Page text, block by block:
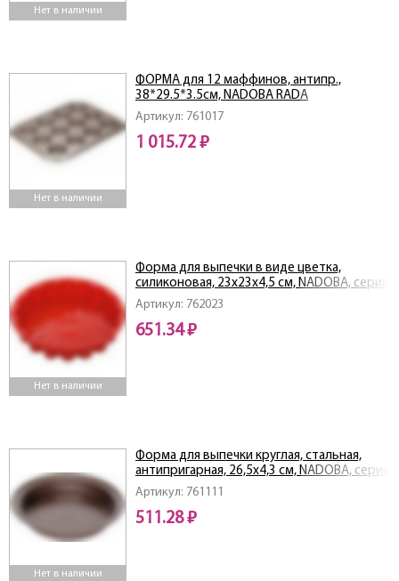
Нет в наличии
Нет в наличии
Артикул: 761017
ФОРМА для 12 маффинов, антипр.,
38*29.5*3.5cм, NADOBA RADA
1 015.72 ₽
Нет в наличии
Артикул: 762023
Форма для выпечки в виде цветка,
силиконовая, 23x23x4,5 см, NADOBA, серия
MILA
651.34 ₽
Нет в наличии
Артикул: 761111
Форма для выпечки круглая, стальная,
антипригарная, 26,5х4,3 см, NADOBA, серия
LIBA
511.28 ₽